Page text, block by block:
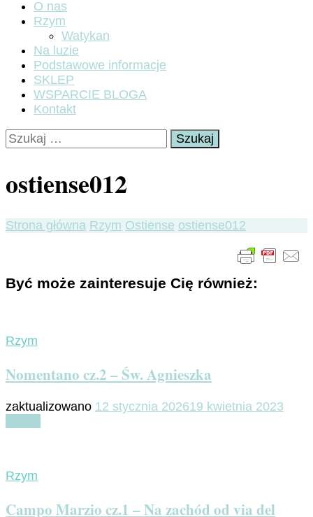
O nas
Rzym
Watykan
Na luzie
Podstawowe informacje
SKLEP
WSPARCIE BLOGA
Kontakt
Szukaj:
ostiense012
Strona główna Rzym Ostiense ostiense012
Być może zainteresuje Cię również:
Rzym
Nomentano cz.2 – Św. Agnieszka
zaktualizowano 12 stycznia 202619 kwietnia 2023
Rzym
Campo Marzio cz.1 – Na zachód od via del